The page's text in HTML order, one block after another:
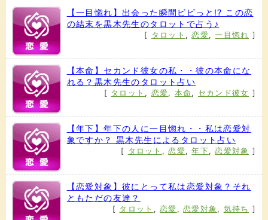
【一目惚れ】出会った瞬間ビビっと!? この恋
の結末を黒木先生のタロットで占う♪
[ タロット ,恋愛,一目惚れ ]
【本命】セカンド彼女の私・・彼の本命にな
れる？黒木先生のタロット占い
[ タロット , 恋愛, 本命 , セカンド彼女 ]
【年下】年下の人に一目惚れ・・私は恋愛対
象ですか？ 黒木先生によるタロット占い
[ タロット ,恋愛,年下,恋愛対象 ]
【恋愛対象】彼にとって私は恋愛対象？それ
ともただの友達？
[ タロット ,恋愛 ,恋愛対象 , 気持ち ]